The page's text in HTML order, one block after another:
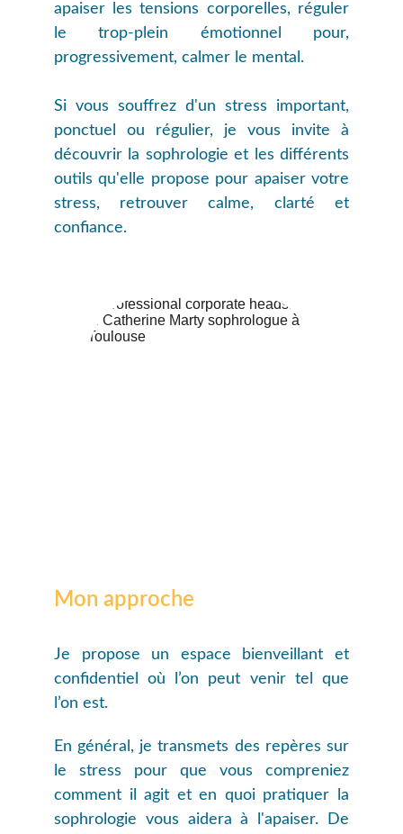
Mon approche
Je propose un espace bienveillant et
confidentiel où l’on peut venir tel que
l’on est.
En général, je transmets des repères sur
le stress pour que vous compreniez
comment il agit et en quoi pratiquer la
sophrologie vous aidera à l'apaiser. De
apaiser les tensions corporelles, réguler
le trop-plein émotionnel pour,
progressivement, calmer le mental.
Si vous souffrez d'un stress important,
ponctuel ou régulier, je vous invite à
découvrir la sophrologie et les différents
outils qu'elle propose pour apaiser votre
stress, retrouver calme, clarté et
confiance.